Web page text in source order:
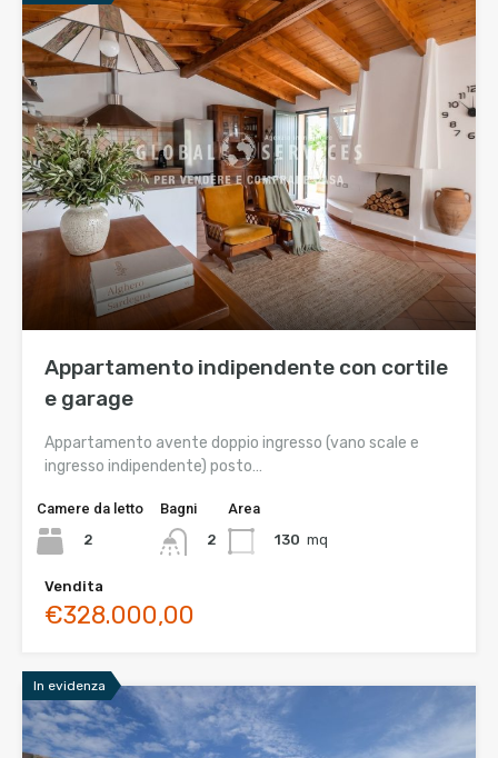
Appartamento indipendente con cortile
e garage
Appartamento avente doppio ingresso (vano scale e
ingresso indipendente) posto…
Camere da letto
2
Bagni
2
Area
130 mq
Vendita
€328.000,00
In evidenza